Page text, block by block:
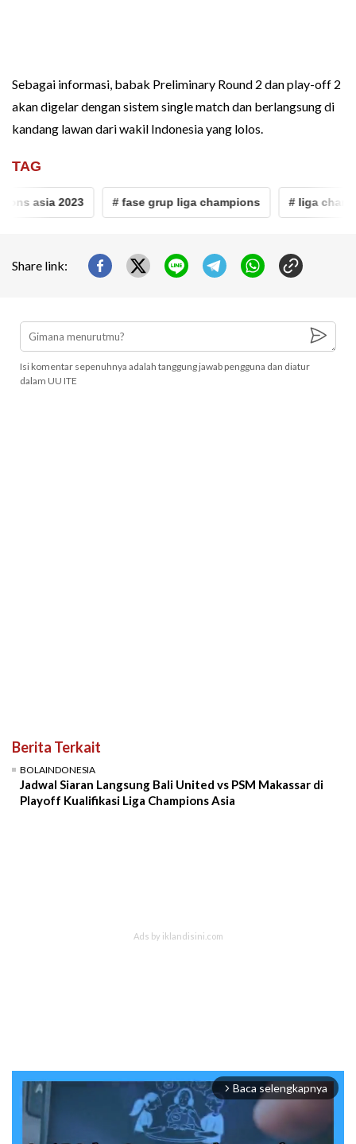
Sebagai informasi, babak Preliminary Round 2 dan play-off 2
akan digelar dengan sistem single match dan berlangsung di
kandang lawan dari wakil Indonesia yang lolos.
TAG
asia 2023 # fase grup liga champions # liga
Share link:
Isi komentar sepenuhnya adalah tanggung jawab pengguna dan diatur
dalam UU ITE
Berita Terkait
BOLAINDONESIA
Jadwal Siaran Langsung Bali United vs PSM Makassar di
Playoff Kualifikasi Liga Champions Asia
arrow_forward_ios Baca selengkapnya